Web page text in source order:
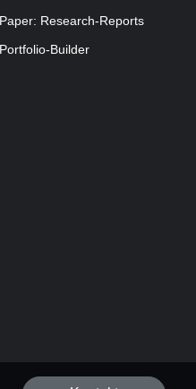
Paper: Research-Reports
Portfolio-Builder